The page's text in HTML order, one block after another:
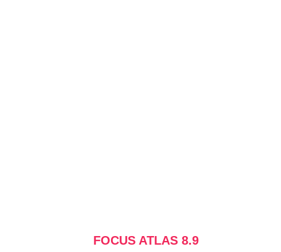
FOCUS ATLAS 8.9